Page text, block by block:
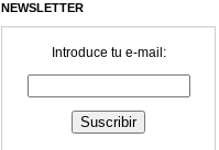
NEWSLETTER
Introduce tu e-mail: